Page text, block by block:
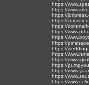
https://
https://
https://
https://
https://
https://
https://
https://
https://
https://
https://
https://
https://
https://
https://